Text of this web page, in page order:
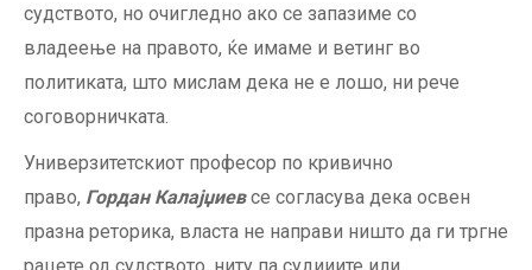
судството, но очигледно ако се запазиме со
владеење на правото, ќе имаме и ветинг во
политиката, што мислам дека не е лошо, ни рече
соговорничката.
Универзитетскиот професор по кривично
право, Гордан Калајџиевсе согласува дека освен
празна реторика, власта не направи ништо да ги тргне